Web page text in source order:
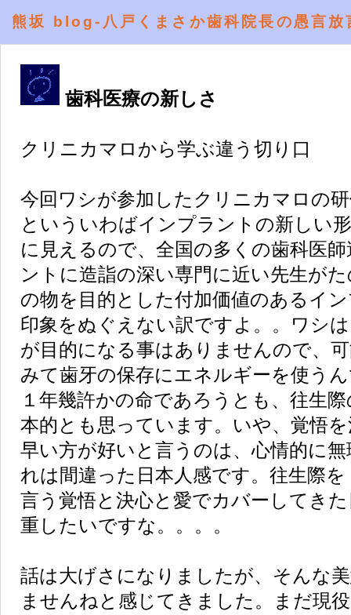
熊坂 blog-八戸くまさか歯科院長の愚言
歯科医療の新しさ
クリニカマロから学ぶ違う切り口
今回ワシが参加したクリニカマロの
といういわばインプラントの新しい
に見えるので、全国の多くの歯科医
ントに造詣の深い専門に近い先生が
の物を目的とした付加価値のあるイ
印象をぬぐえない訳ですよ。。ワシ
が目的になる事はありませんので、
みて歯牙の保存にエネルギーを使う
１年幾許かの命であろうとも、往生
本的とも思っています。いや、覚悟
早い方が好いと言うのは、心情的に
れは間違った日本人感です。往生際
言う覚悟と決心と愛でカバーしてき
重したいですな。。。。
話は大げさになりましたが、そんな
ませんねと感じてきました。まだ現